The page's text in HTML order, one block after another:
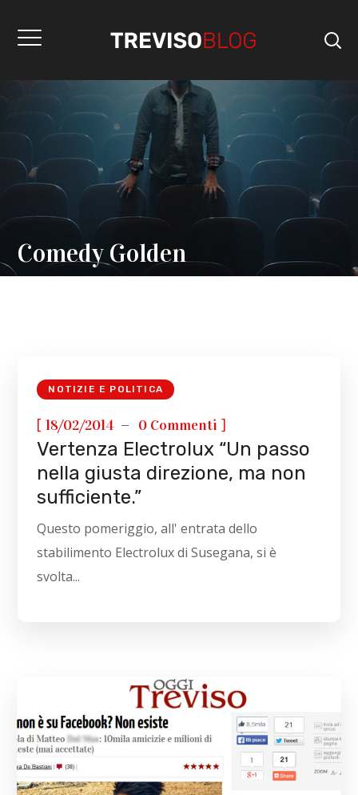
Comedy Golden
NOTIZIE E POLITICA
[18/02/2014 0 Commenti ]
Vertenza Electrolux “Un passo
nella giusta direzione, ma non
sufficiente.”
Questo pomeriggio, all' entrata dello
stabilimento Electrolux di Susegana, si è
svolta...